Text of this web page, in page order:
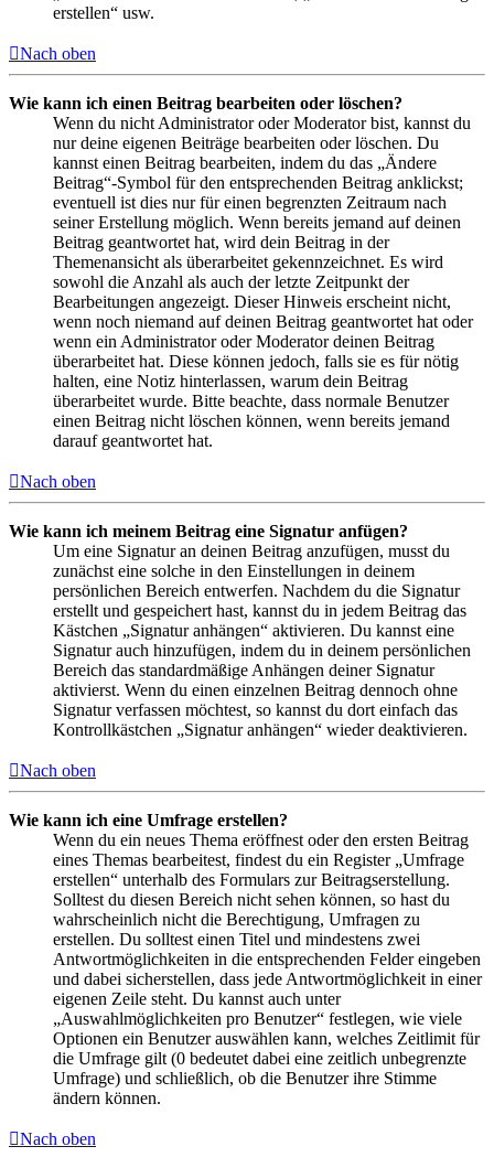
erstellen“ usw.
Nach oben
Wie kann ich einen Beitrag bearbeiten oder löschen?
Wenn du nicht Administrator oder Moderator bist, kannst du
nur deine eigenen Beiträge bearbeiten oder löschen. Du
kannst einen Beitrag bearbeiten, indem du das „Ändere
Beitrag“-Symbol für den entsprechenden Beitrag anklickst;
eventuell ist dies nur für einen begrenzten Zeitraum nach
seiner Erstellung möglich. Wenn bereits jemand auf deinen
Beitrag geantwortet hat, wird dein Beitrag in der
Themenansicht als überarbeitet gekennzeichnet. Es wird
sowohl die Anzahl als auch der letzte Zeitpunkt der
Bearbeitungen angezeigt. Dieser Hinweis erscheint nicht,
wenn noch niemand auf deinen Beitrag geantwortet hat oder
wenn ein Administrator oder Moderator deinen Beitrag
überarbeitet hat. Diese können jedoch, falls sie es für nötig
halten, eine Notiz hinterlassen, warum dein Beitrag
überarbeitet wurde. Bitte beachte, dass normale Benutzer
einen Beitrag nicht löschen können, wenn bereits jemand
darauf geantwortet hat.
Nach oben
Wie kann ich meinem Beitrag eine Signatur anfügen?
Um eine Signatur an deinen Beitrag anzufügen, musst du
zunächst eine solche in den Einstellungen in deinem
persönlichen Bereich entwerfen. Nachdem du die Signatur
erstellt und gespeichert hast, kannst du in jedem Beitrag das
Kästchen „Signatur anhängen“ aktivieren. Du kannst eine
Signatur auch hinzufügen, indem du in deinem persönlichen
Bereich das standardmäßige Anhängen deiner Signatur
aktivierst. Wenn du einen einzelnen Beitrag dennoch ohne
Signatur verfassen möchtest, so kannst du dort einfach das
Kontrollkästchen „Signatur anhängen“ wieder deaktivieren.
Nach oben
Wie kann ich eine Umfrage erstellen?
Wenn du ein neues Thema eröffnest oder den ersten Beitrag
eines Themas bearbeitest, findest du ein Register „Umfrage
erstellen“ unterhalb des Formulars zur Beitragserstellung.
Solltest du diesen Bereich nicht sehen können, so hast du
wahrscheinlich nicht die Berechtigung, Umfragen zu
erstellen. Du solltest einen Titel und mindestens zwei
Antwortmöglichkeiten in die entsprechenden Felder eingeben
und dabei sicherstellen, dass jede Antwortmöglichkeit in einer
eigenen Zeile steht. Du kannst auch unter
„Auswahlmöglichkeiten pro Benutzer“ festlegen, wie viele
Optionen ein Benutzer auswählen kann, welches Zeitlimit für
die Umfrage gilt (0 bedeutet dabei eine zeitlich unbegrenzte
Umfrage) und schließlich, ob die Benutzer ihre Stimme
ändern können.
Nach oben